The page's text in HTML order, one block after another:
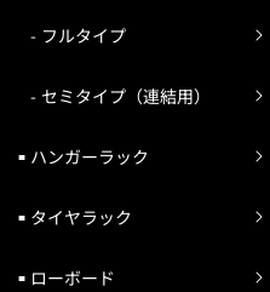
フルタイプ
セミタイプ（連結用）
ハンガーラック
タイヤラック
ローボード